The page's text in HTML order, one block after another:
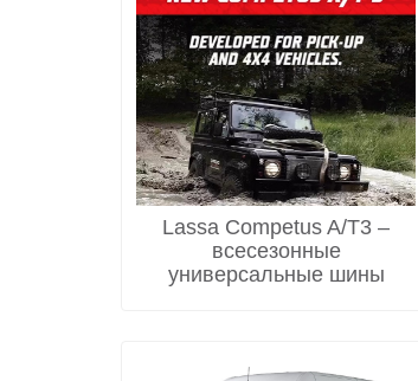
Lassa Competus A/T3 –
всесезонные
универсальные шины